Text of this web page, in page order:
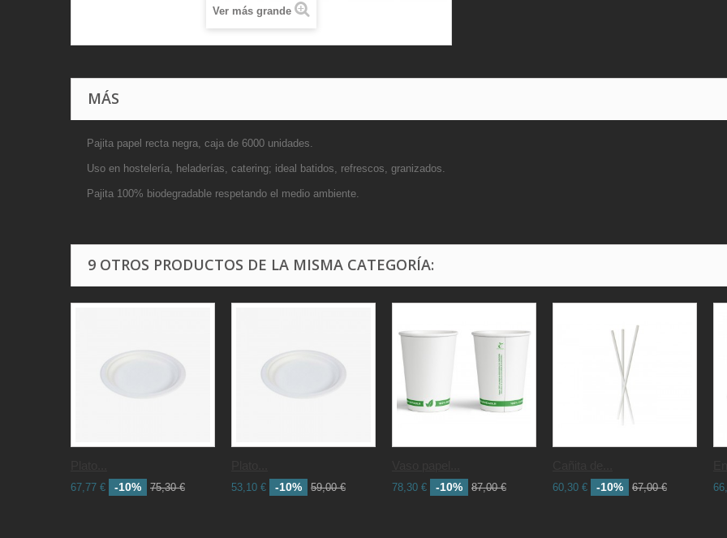
Ver más grande
MÁS
Pajita papel recta negra, caja de 6000 unidades.
Uso en hostelería, heladerías, catering; ideal batidos, refrescos, granizados.
Pajita 100% biodegradable respetando el medio ambiente.
9 OTROS PRODUCTOS DE LA MISMA CATEGORÍA:
67,77 € -10% 75,30 € 53,10 € -10% 59,00 € 78,30 € -10% 87,00 € 60,30 € -10% 67,00 €